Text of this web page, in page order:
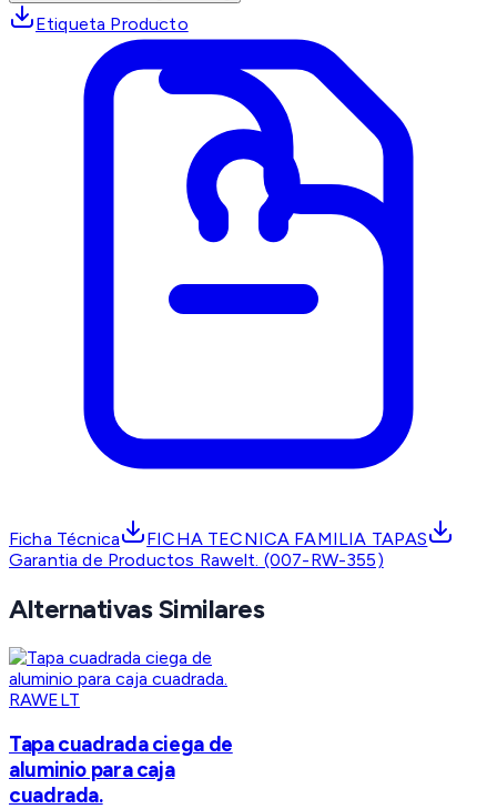
Etiqueta Producto
Ficha Técnica
FICHA TECNICA FAMILIA TAPAS
Garantia de Productos Rawelt. (007-RW-355)
Alternativas Similares
RAWELT
Tapa cuadrada ciega de
aluminio para caja
cuadrada.